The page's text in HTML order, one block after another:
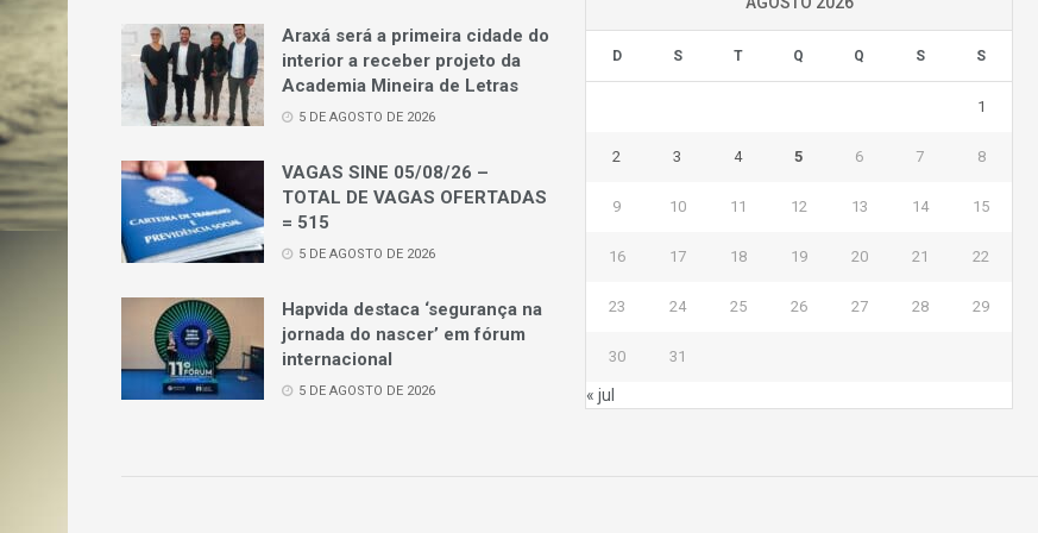
Araxá será a primeira cidade do
interior a receber projeto da
Academia Mineira de Letras
5 DE AGOSTO DE 2026
VAGAS SINE 05/08/26 –
TOTAL DE VAGAS OFERTADAS
= 515
5 DE AGOSTO DE 2026
Hapvida destaca ‘segurança na
jornada do nascer’ em fórum
internacional
5 DE AGOSTO DE 2026
D S T Q Q S S
1
2 3 4 5 6 7 8
9 10 11 12 13 14 15
16 17 18 19 20 21 22
23 24 25 26 27 28 29
30 31
« jul